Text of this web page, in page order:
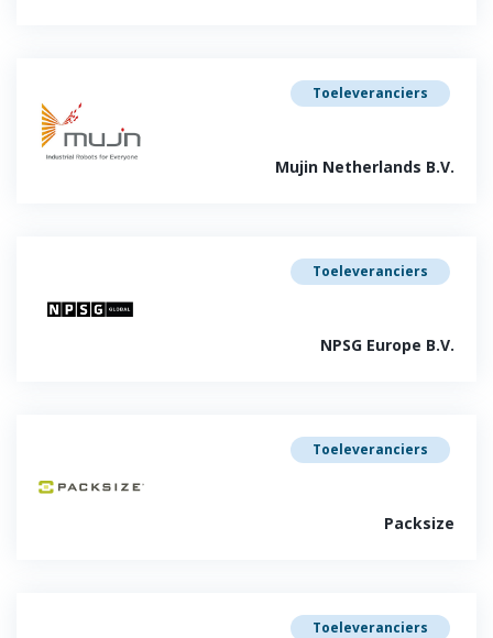
Toeleveranciers
Mujin Netherlands B.V.
Toeleveranciers
NPSG Europe B.V.
Toeleveranciers
Packsize
Toeleveranciers